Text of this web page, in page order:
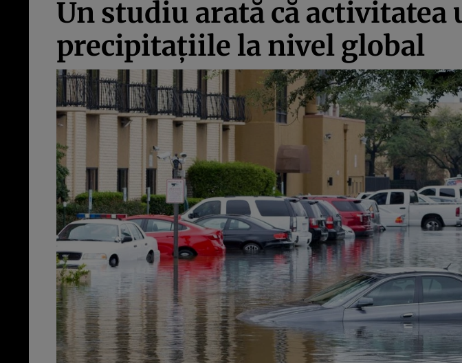
Un studiu arată că
precipitațiile la nivel global